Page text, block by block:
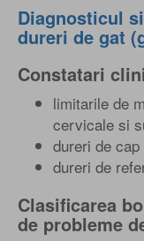
Diagnosticul
dureri de gat
Constatari
limitarile de
cervicale si
dureri de cap
dureri de
Clasificarea
de probleme